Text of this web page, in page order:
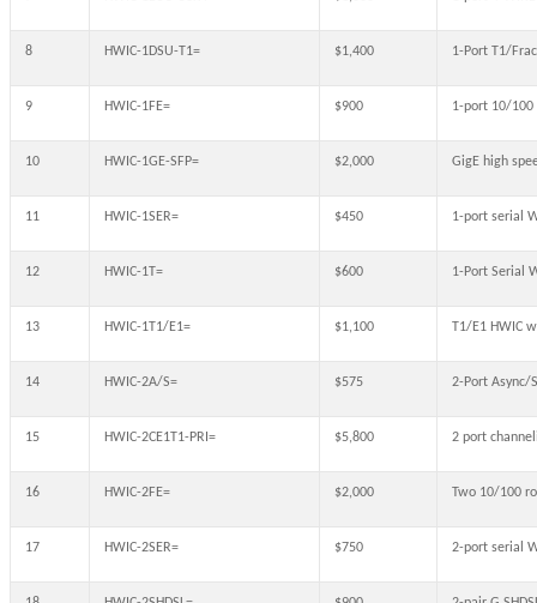
8 HWIC-1DSU-T1= $1,400 1-Port T1/
9 HWIC-1FE= $900 1-port 10/100
10 HWIC-1GE-SFP= $2,000 GigE high
11 HWIC-1SER= $450 1-port serial
12 HWIC-1T= $600 1-Port Serial
13 HWIC-1T1/E1= $1,100 T1/E1 HWIC
14 HWIC-2A/S= $575 2-Port Async/
15 HWIC-2CE1T1-PRI= $5,800 2 port
16 HWIC-2FE= $2,000 Two 10/100
17 HWIC-2SER= $750 2-port serial